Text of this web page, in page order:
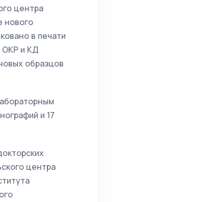
центра
нового
в печати
ОКР и КД
образцов
и 17
центра